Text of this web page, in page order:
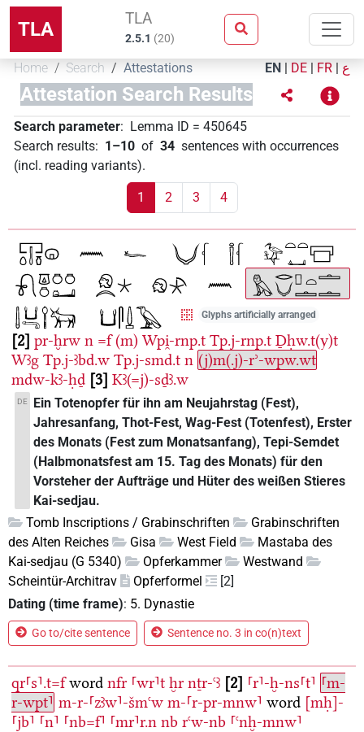
TLA TLA
2.5.1 (20)
Home Search Attestations EN | DE | FR | ع
Attestation Search Results
Search parameter: Lemma ID = 450645
Search results: 1–10 of 34 sentences with occurrences
(incl. reading variants).
1 2 3 4
Glyphs artificially arranged
2 pr-ḫrw n =f (m) Wpi̯-rnp.t Tp.j-rnp.t Ḏḥw.t(y)t
Wꜣg Tp.j-ꜣbd.w Tp.j-smd.t n (j)m(.j)-rʾ-wpw.wt
mdw-kꜣ-ḥḏ 3 Kꜣ(=j)-sḏꜣ.w
DE
Ein Totenopfer für ihn am Neujahrstag (Fest),
Jahresanfang, Thot-Fest, Wag-Fest (Totenfest), Erster
des Monats (Fest zum Monatsanfang), Tepi-Semdet
(Halbmonatsfest am 15. Tag des Monats) für den
Vorsteher der Aufträge und Hüter des weißen Stieres
Kai-sedjau.
Tomb Inscriptions / Grabinschriften
Grabinschriften
des Alten Reiches
Gisa West Field
Mastaba des
Kai-sedjau (G 5340)
Opferkammer
Westwand
Scheintür-Architrav
Opferformel
[2]
Dating (time frame): 5. Dynastie
Go to/cite sentence Sentence no. 3 in co(n)text
qr⸢s⸣.t=f word nfr ⸢wr⸣t ḫr nṯr-ꜥꜣ 2 ⸢r⸣-ḫ-ns⸢t⸣ ⸢m-
r-wpt⸣ m-r-⸢zꜣw⸣-šmꜥw m-⸢r-pr-mnw⸣ word [mḥ]-
⸢jb⸣ ⸢n⸣ ⸢nb=f⸣ ⸢mr⸣r.n nb rꜥw-nb ⸢ꜥnḫ-mnw⸣